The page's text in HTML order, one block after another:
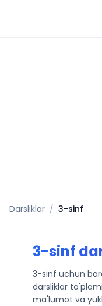
Darsliklar / 3-sinf
3-sinf
3-sinf uchun
darsliklar
ma'lumot va